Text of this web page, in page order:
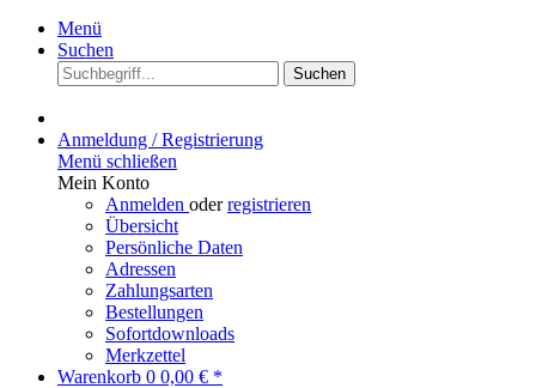
Menü
Suchen
Suchen
Anmeldung / Registrierung
Menü schließen
Mein Konto
Anmelden oderregistrieren
Übersicht
Persönliche Daten
Adressen
Zahlungsarten
Bestellungen
Sofortdownloads
Merkzettel
Warenkorb 0 0,00 € *